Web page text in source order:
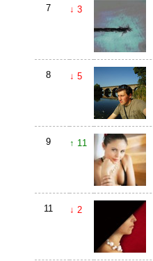
7 ↓ 3
8 ↓ 5
9 ↑ 11
11 ↓ 2